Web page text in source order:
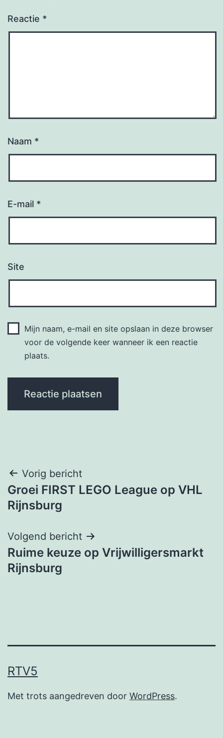
Reactie *
Naam *
E-mail *
Site
Mijn naam, e-mail en site opslaan in deze browser
voor de volgende keer wanneer ik een reactie
plaats.
Bericht
navigatie
Vorig bericht
Groei FIRST LEGO League op VHL
Rijnsburg
Volgend bericht
Ruime keuze op Vrijwilligersmarkt
Rijnsburg
RTV5
Met trots aangedreven door WordPress.